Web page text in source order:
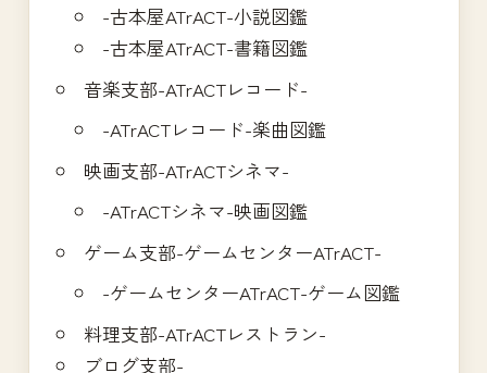
-古本屋ATrACT-小説図鑑
-古本屋ATrACT-書籍図鑑
音楽支部-ATrACTレコード-
-ATrACTレコード-楽曲図鑑
映画支部-ATrACTシネマ-
-ATrACTシネマ-映画図鑑
ゲーム支部-ゲームセンターATrACT-
-ゲームセンターATrACT-ゲーム図鑑
料理支部-ATrACTレストラン-
ブログ支部-